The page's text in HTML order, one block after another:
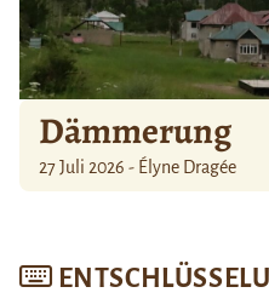
Dämmerung
27 Juli 2026 - Élyne Dragée